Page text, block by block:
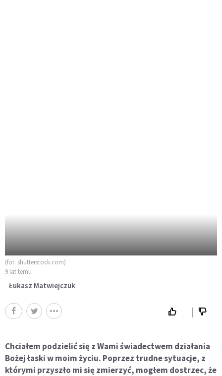
(fot. shutterstock.com)
9 lat temu
Łukasz Matwiejczuk
Chciałem podzielić się z Wami świadectwem działania
Bożej łaski w moim życiu. Poprzez trudne sytuacje, z
którymi przyszło mi się zmierzyć, mogłem dostrzec, że